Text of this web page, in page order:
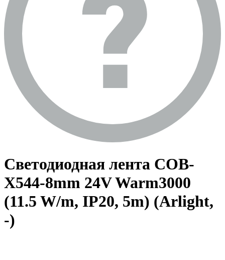
Светодиодная лента COB-
X544-8mm 24V Warm3000
(11.5 W/m, IP20, 5m) (Arlight,
-)